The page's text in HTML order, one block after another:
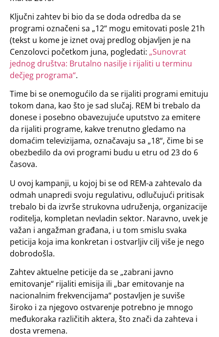
Ključni zahtev bi bio da se doda odredba da se
programi označeni sa „12“ mogu emitovati posle 21h
(tekst u kome je iznet ovaj predlog objavljen je na
Cenzolovci početkom juna, pogledati: „Sunovrat
jednog društva: Brutalno nasilje i rijaliti u terminu
dečjeg programa“.
Time bi se onemogućilo da se rijaliti programi emituju
tokom dana, kao što je sad slučaj. REM bi trebalo da
donese i posebno obavezujuće uputstvo za emitere
da rijaliti programe, kakve trenutno gledamo na
domaćim televizijama, označavaju sa „18“, čime bi se
obezbedilo da ovi programi budu u etru od 23 do 6
časova.
U ovoj kampanji, u kojoj bi se od REM-a zahtevalo da
odmah unapredi svoju regulativu, odlučujući pritisak
trebalo bi da izvrše strukovna udruženja, organizacije
roditelja, kompletan nevladin sektor. Naravno, uvek je
važan i angažman građana, i u tom smislu svaka
peticija koja ima konkretan i ostvarljiv cilj više je nego
dobrodošla.
Zahtev aktuelne peticije da se „zabrani javno
emitovanje“ rijaliti emisija ili „bar emitovanje na
nacionalnim frekvencijama“ postavljen je suviše
široko i za njegovo ostvarenje potrebno je mnogo
međukoraka različitih aktera, što znači da zahteva i
dosta vremena.